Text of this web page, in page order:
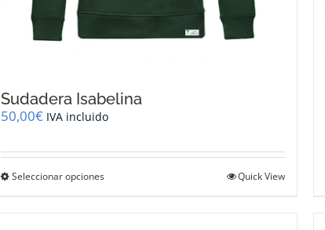
Sudadera Isabelina
50,00€ IVA incluido
Seleccionar opciones Quick View